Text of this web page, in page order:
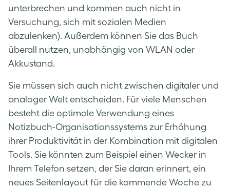
unterbrechen und kommen auch nicht in
Versuchung, sich mit sozialen Medien
abzulenken). Außerdem können Sie das Buch
überall nutzen, unabhängig von WLAN oder
Akkustand.
Sie müssen sich auch nicht zwischen digitaler und
analoger Welt entscheiden. Für viele Menschen
besteht die optimale Verwendung eines
Notizbuch-Organisationssystems zur Erhöhung
ihrer Produktivität in der Kombination mit digitalen
Tools. Sie könnten zum Beispiel einen Wecker in
Ihrem Telefon setzen, der Sie daran erinnert, ein
neues Seitenlayout für die kommende Woche zu